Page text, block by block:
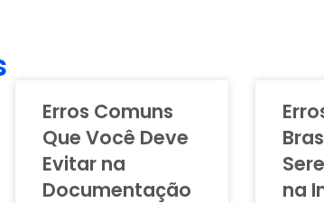
Erros Comuns
Que Você Deve
Evitar na
Documentação
na